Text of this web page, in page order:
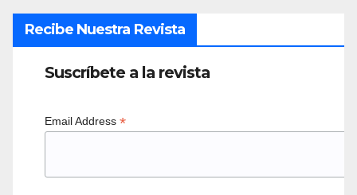
Recibe Nuestra Revista
Suscríbete a la revista
Email Address *